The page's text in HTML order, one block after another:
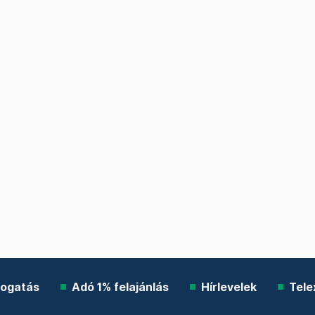
Adó 1% felajánlás Hírlevelek